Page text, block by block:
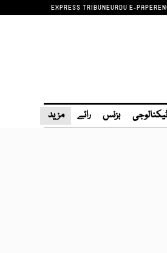
EXPRESS TRIBUNEURDU E-PAPER
بزنس رائے مزید